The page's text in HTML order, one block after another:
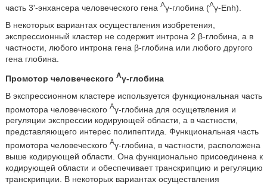
часть 3'-энхансера человеческого гена Aγ-глобина (Aγ-Enh).
В некоторых вариантах осуществления изобретения,
экспрессионный кластер не содержит интрона 2 β-глобина, а в
частности, любого интрона гена β-глобина или любого другого
гена глобина.
Промотор человеческого Aγ-глобина
В экспрессионном кластере используется функциональная часть
промотора человеческого Aγ-глобина для осущетвления и
регуляции экспрессии кодирующей области, а в частности,
представляющего интерес полипептида. Функциональная часть
промотора человеческого Aγ-глобина, в частности, расположена
выше кодирующей области. Она функционально присоединена к
кодирующей области и обеспечивает транскрипцию и регуляцию
транскрипции. В некоторых вариантах осуществления